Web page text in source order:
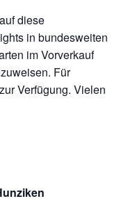
diese
in bundesweiten
im Vorverkauf
Für
Verfügung. Vielen